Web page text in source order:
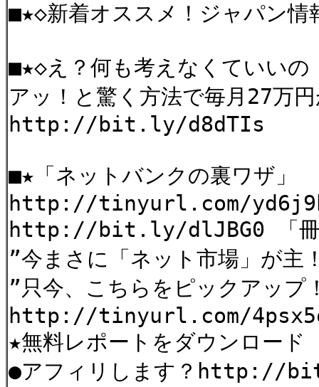
■★◇新着オススメ！ジャパン情
■★◇え？何も考えなくていいの
アッ！と驚く方法で毎月27万
http://bit.ly/d8dTIs
■★「ネットバンクの裏ワザ」
http://tinyurl.com/
http://bit.ly/dlJBG0 「冊
”今まさに「ネット市場」が主
”只今、こちらをピックアッ
http://tinyurl.com/
★無料レポートをダウンロード
●アフィリします？http://